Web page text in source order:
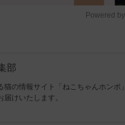
Powered by
部
猫の情報サイト「ねこちゃんホン
けいたします。